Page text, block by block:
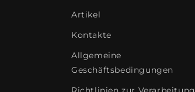
Artikel
Kontakte
Allgemeine
Geschäftsbedingungen